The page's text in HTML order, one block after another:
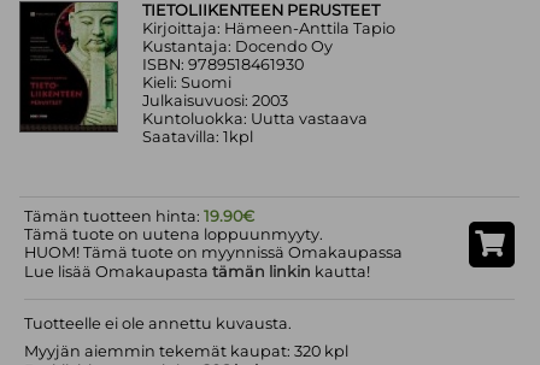
TIETOLIIKENTEEN PERUSTEET
Kirjoittaja: Hämeen-Anttila Tapio
Kustantaja: Docendo Oy
ISBN: 9789518461930
Kieli: Suomi
Julkaisuvuosi: 2003
Kuntoluokka: Uutta vastaava
Saatavilla: 1kpl
Tämän tuotteen hinta:19.90€
Tämä tuote on uutena loppuunmyyty.
HUOM! Tämä tuote on myynnissä Omakaupassa
Lue lisää Omakaupastatämän linkin kautta!
Tuotteelle ei ole annettu kuvausta.
Myyjän aiemmin tekemät kaupat: 320 kpl